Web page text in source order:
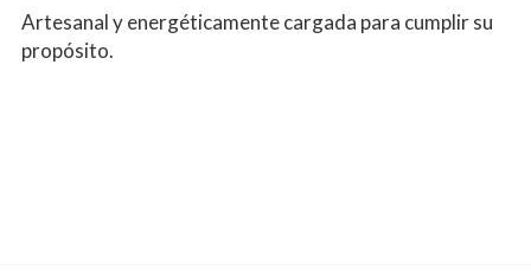
Artesanal y energéticamente cargada para cumplir su
propósito.